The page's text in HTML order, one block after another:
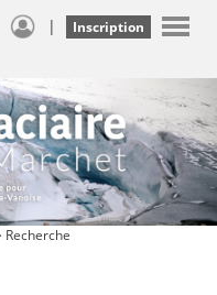
| Inscription
Recherche